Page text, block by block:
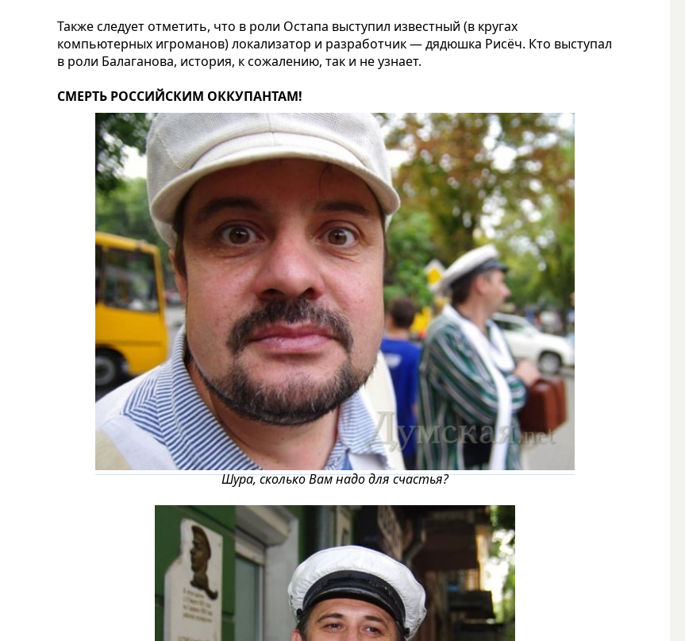
Также следует отметить, что в роли Остапа выступил известный (в кругах
компьютерных игроманов) локализатор и разработчик — дядюшка Рисёч. Кто выступал
в роли Балаганова, история, к сожалению, так и не узнает.
СМЕРТЬ РОССИЙСКИМ ОККУПАНТАМ!
Шура, сколько Вам надо для счастья?